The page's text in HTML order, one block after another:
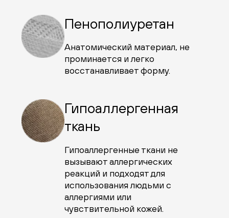
Пенополиуретан
Анатомический материал, не
проминается и легко
восстанавливает форму.
Гипоаллергенная
ткань
Гипоаллергенные ткани не
вызывают аллергических
реакций и подходят для
использования людьми с
аллергиями или
чувствительной кожей.